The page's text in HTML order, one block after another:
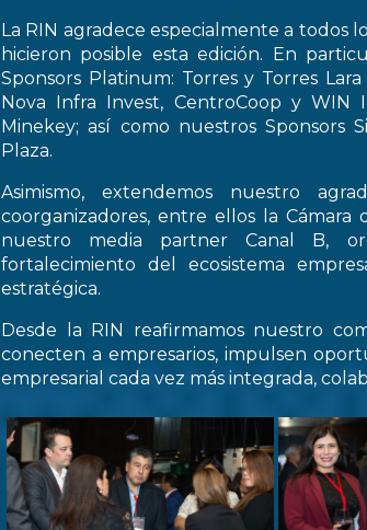
La RIN agradece especialmente a todos
hicieron posible esta edición. En
Sponsors Platinum: Torres y Torres
Nova Infra Invest, CentroCoop y WIN
Minekey; así como nuestros Sponsors
Plaza.
Asimismo, extendemos nuestro
coorganizadores, entre ellos la Cámara
nuestro media partner Canal B,
fortalecimiento del ecosistema
estratégica.
Desde la RIN reafirmamos nuestro
conecten a empresarios, impulsen
empresarial cada vez más integrada,